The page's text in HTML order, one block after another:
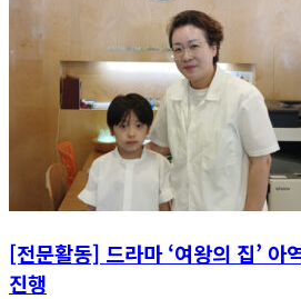
[전문활동] 드라마 ‘여왕의 집’ 아
진행